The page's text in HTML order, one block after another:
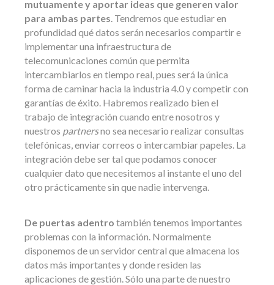
mutuamente y aportar ideas que generen valor
para ambas partes . Tendremos que estudiar en
profundidad qué datos serán necesarios compartir e
implementar una infraestructura de
telecomunicaciones común que permita
intercambiarlos en tiempo real, pues será la única
forma de caminar hacia la industria 4.0 y competir con
garantías de éxito. Habremos realizado bien el
trabajo de integración cuando entre nosotros y
nuestros partnersno sea necesario realizar consultas
telefónicas, enviar correos o intercambiar papeles. La
integración debe ser tal que podamos conocer
cualquier dato que necesitemos al instante el uno del
otro prácticamente sin que nadie intervenga.
De puertas adentro también tenemos importantes
problemas con la información. Normalmente
disponemos de un servidor central que almacena los
datos más importantes y donde residen las
aplicaciones de gestión. Sólo una parte de nuestro